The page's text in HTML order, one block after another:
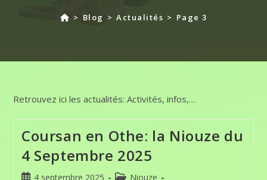
> Blog > Actualités > Page 3
Retrouvez ici les actualités: Activités, infos,…
Coursan en Othe: la Niouze du
4 Septembre 2025
Publication
4 septembre 2025
PostNiouze